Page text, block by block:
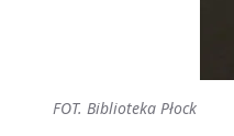
FOT. Biblioteka Płock